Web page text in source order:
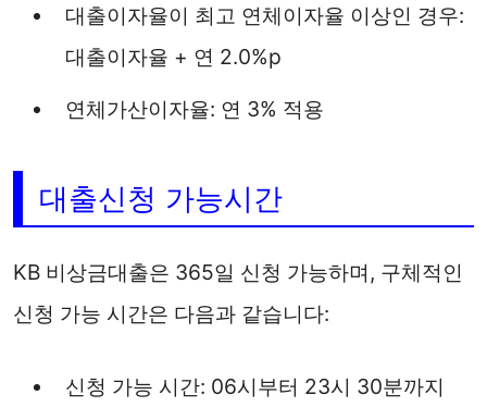
대출이자율이 최고 연체이자율 이상인 경우:
대출이자율 + 연 2.0%p
연체가산이자율: 연 3% 적용
대출신청 가능시간
KB 비상금대출은 365일 신청 가능하며, 구체적인
신청 가능 시간은 다음과 같습니다:
신청 가능 시간: 06시부터 23시 30분까지